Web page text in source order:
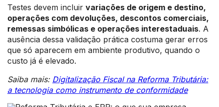
Testes devem incluir variações de origem e destino,
operações com devoluções, descontos comerciais,
remessas simbólicas e operações interestaduais. A
ausência dessa validação prática costuma gerar erros
que só aparecem em ambiente produtivo, quando o
custo já é elevado.
Saiba mais: Digitalização Fiscal na Reforma Tributária:
a tecnologia como instrumento de conformidade